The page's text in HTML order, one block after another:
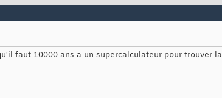
faut 10000 ans a un supercalculateur pour trouver la